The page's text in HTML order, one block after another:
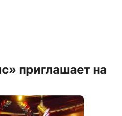
приглашает на